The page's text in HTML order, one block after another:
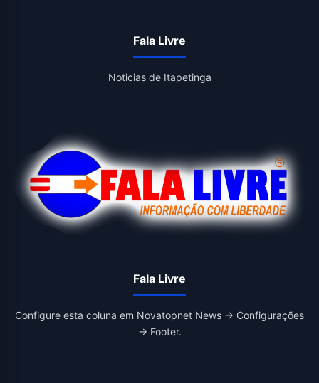
Fala Livre
Noticias de Itapetinga
Fala Livre
Configure esta coluna em Novatopnet News → Configurações
→ Footer.